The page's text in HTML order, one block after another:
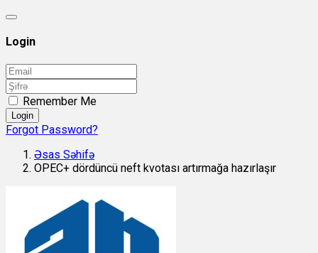
Login
Remember Me
Login
Forgot Password?
Əsas Səhifə
OPEC+ dördüncü neft kvotası artırmağa hazırlaşır